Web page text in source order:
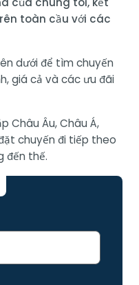
toàn cầu với các
dưới để tìm chuyến
giá cả và các ưu đãi
Châu Âu, Châu Á,
chuyến đi tiếp theo
đến thế.